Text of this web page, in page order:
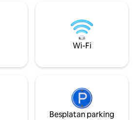
izlete i vikende
u autentičnom
plaća po dolasku Grijanje sa • peć na drva
s otvorenom vatrom • peć na
Wi-Fi
Besplatan parking